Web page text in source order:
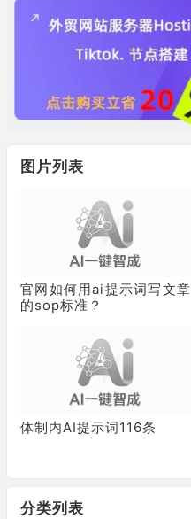
图片列表
官网如何用ai提示词写文章
的sop标准？
体制内AI提示词116条
分类列表